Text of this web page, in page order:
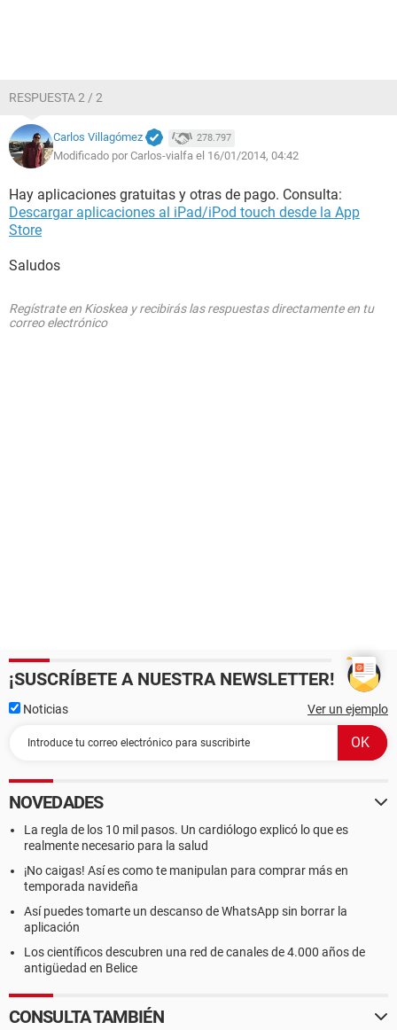
RESPUESTA 2 / 2
Carlos Villagómez 278.797
Modificado por Carlos-vialfa el 16/01/2014, 04:42
Hay aplicaciones gratuitas y otras de pago. Consulta:
Descargar aplicaciones al iPad/iPod touch desde la App
Store
Saludos
Regístrate en Kioskea y recibirás las respuestas directamente en tu
correo electrónico
¡SUSCRÍBETE A NUESTRA NEWSLETTER!
Noticias Ver un ejemplo
NOVEDADES
La regla de los 10 mil pasos. Un cardiólogo explicó lo que es
realmente necesario para la salud
¡No caigas! Así es como te manipulan para comprar más en
temporada navideña
Así puedes tomarte un descanso de WhatsApp sin borrar la
aplicación
Los científicos descubren una red de canales de 4.000 años de
antigüedad en Belice
CONSULTA TAMBIÉN